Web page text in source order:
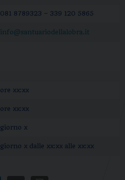
081 8789323 – 339 120 5865
info@santuariodellalobra.it
ore xx:xx
ore xx:xx
giorno x
giorno x dalle xx:xx alle xx:xx